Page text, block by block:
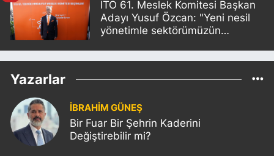
İTO 61. Meslek Komitesi Başkan
Adayı Yusuf Özcan: "Yeni nesil
yönetimle sektörümüzün
Yazarlar
İBRAHİM GÜNEŞ
Bir Fuar Bir Şehrin Kaderini
Değiştirebilir mi?